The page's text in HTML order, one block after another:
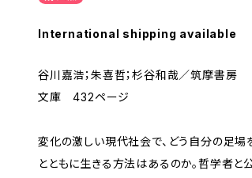
International shipping available
谷川嘉浩；朱喜哲；杉谷和哉／筑摩書房
文庫 432ページ
変化の激しい現代社会で、どう自分の足場
とともに生きる方法はあるのか。哲学者と